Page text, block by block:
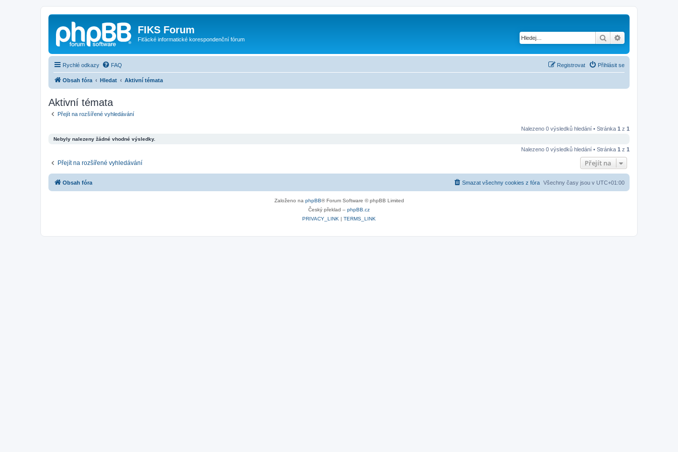
FIKS Forum
Fiťácké informatické korespondenční fórum Hledat
Rychlé odkazy FAQ Přihlásit se
Registrovat
Obsah fóra Hledat Aktivní témata
Aktivní témata
Přejít na rozšířené vyhledávání
Nalezeno 0 výsledků hledání • Stránka 1 z 1
Nebyly nalezeny žádné vhodné výsledky.
Nalezeno 0 výsledků hledání • Stránka 1 z 1
Přejít na rozšířené vyhledávání Přejít na
Obsah fóra Všechny časy jsou v UTC+01:00
Smazat všechny cookies z fóra
Založeno na phpBB® Forum Software © phpBB Limited
Český překlad – phpBB.cz
PRIVACY_LINK | TERMS_LINK